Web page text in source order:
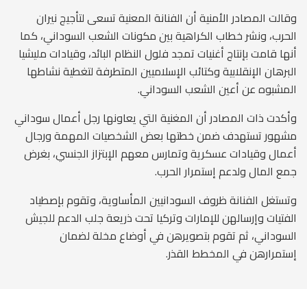
وقالت المصادر الأمنية أن الفنانة المعنية تسعى لتأجيج نيران
الحرب، ونشر خطاب الكراهية بين مكونات الشعب السوداني، كما
أنها قامت بإنتاج أغنيات تمجد فلول النظام البائد، وقيادات مليشيا
البرهان الإنقلابية وكتائب الإسلاميين المتطرفة لتغطية نشاطها
المشبوه عن أعين الشعب السوداني.
وأكدت ذات المصادر أن المغنية التي يعاونها رجل أعمال سوداني
مشهور تستهدف ضمن خطتها بعض الشخصيات المهمة ورجال
أعمال وقيادات عسكرية وتمارس معهم الإبتزاز الجنسي، بغرض
جمع المال ولدعم إستمرار الحرب.
وتستغل الفنانة ظروف السودانيين المأساوية، وتقوم بإصطياد
الفتيات وإرسالهن للإمارات وتركيا تحت ذريعة جلب الدعم للجيش
السوداني، ثم تقوم بتصويرهن في أوضاع مخلة لضمان
إستمرارهن في المخطط القذر.